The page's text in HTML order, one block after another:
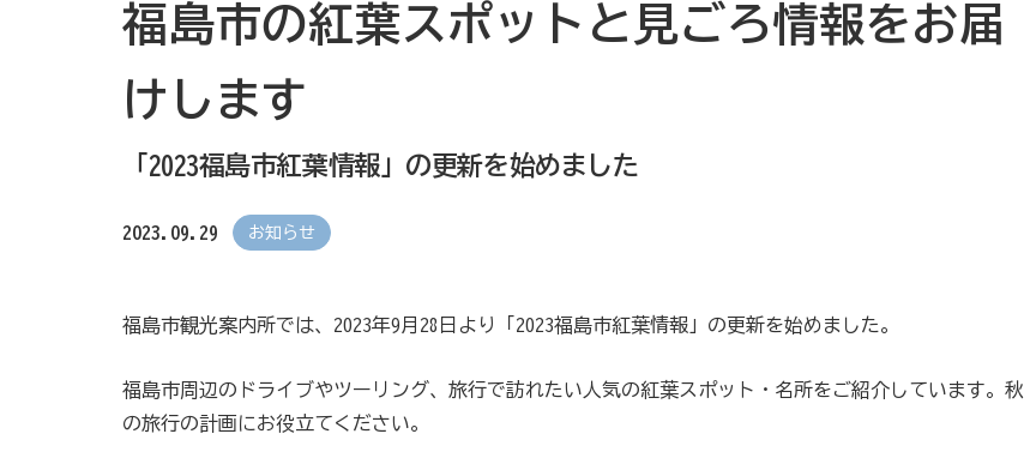
福島市の紅葉スポットと見ごろ情報をお届
けします
「2023福島市紅葉情報」の更新を始めました
2023.09.29 お知らせ
福島市観光案内所では、2023年9月28日より「2023福島市紅葉情報」の更新を始めました。
福島市周辺のドライブやツーリング、旅行で訪れたい人気の紅葉スポット・名所をご紹介しています。秋
の旅行の計画にお役立てください。